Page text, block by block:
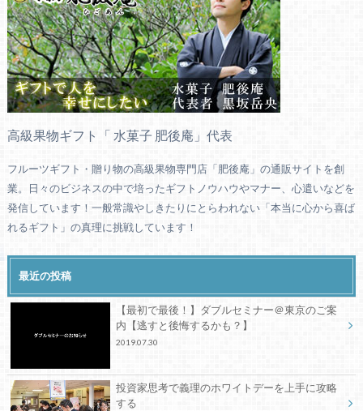
高級果物ギフト「 水菓子 肥後庵」代表
フルーツギフト・贈り物の高級果物専門店「肥後庵」の通販サイトを創
業。日々のビジネスの中で培ったギフトノウハウやマナー、心遣いなどを
発信しています！一般常識やしきたりにとらわれない「本当に心から喜ば
れるギフト」の真理に挑戦しています！
最近の投稿
【最初で最後！】ダブルセミナー＠東京のご案
内【逃すと後悔するかも？】
2019.07.30
投資家思考で義理のホワイトデーを上手に攻略
する